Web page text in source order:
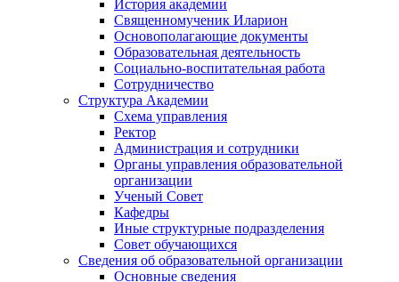
История академии
Священномученик Иларион
Основополагающие документы
Образовательная деятельность
Социально-воспитательная работа
Сотрудничество
Структура Академии
Схема управления
Ректор
Администрация и сотрудники
Органы управления образовательной
организации
Ученый Совет
Кафедры
Иные структурные подразделения
Совет обучающихся
Сведения об образовательной организации
Основные сведения